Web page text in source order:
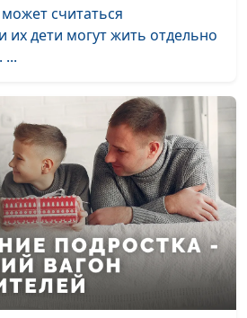
председатель правления
благотворительного
Татьяна Малышева,
Юлия Коровина, Роман
Кошкин
#106
Татьяна Малышева,
Юлия Коровина, Роман
Кошкин
#105
Юлия Уткина, Артем
Пивоваров,
#104
считаться
их дети могут жить отдельно
...